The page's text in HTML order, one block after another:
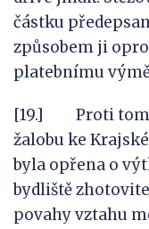
částku
způsobem ji
platebnímu
[19.] Proti
žalobu ke
byla opřena o
bydliště
povahy vztahu